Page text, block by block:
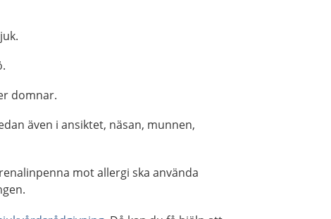
domnar.
även i ansiktet, näsan, munnen,
mot allergi ska använda